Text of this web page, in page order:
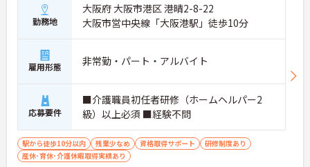
勤務地
大阪府 大阪市港区 港晴2-8-22
大阪市営中央線「大阪港駅」徒歩10分
雇用形態 非常勤・パート・アルバイト
応募要件
■介護職員初任者研修（ホームヘルパー2
級）以上必須 ■経験不問
駅から徒歩10分以内 残業少なめ 資格取得サポート
研修制度あり
産休･育休･介護休暇取得実績あり